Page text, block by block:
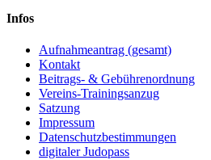
Infos
Aufnahmeantrag (gesamt)
Kontakt
Beitrags- & Gebührenordnung
Vereins-Trainingsanzug
Satzung
Impressum
Datenschutzbestimmungen
digitaler Judopass